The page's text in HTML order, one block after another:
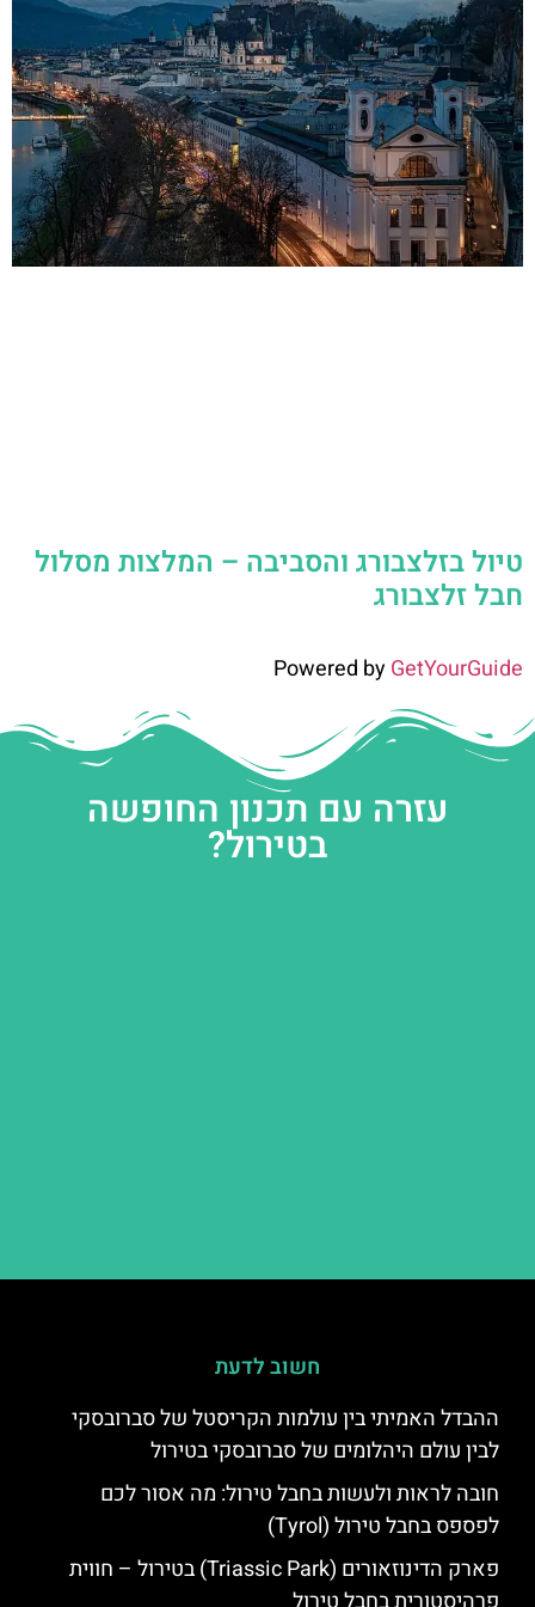
טיול בזלצבורג והסביבה – המלצות מסלול
חבל זלצבורג
Powered byGetYourGuide
עזרה עם תכנון החופשה
בטירול?
חשוב לדעת
ההבדל האמיתי בין עולמות הקריסטל של סברובסקי
לבין עולם היהלומים של סברובסקי בטירול
חובה לראות ולעשות בחבל טירול: מה אסור לכם
לפספס בחבל טירול (Tyrol)
פארק הדינוזאורים (Triassic Park) בטירול – חווית